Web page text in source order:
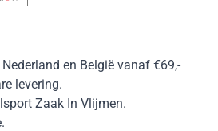
en België vanaf €69,-
levering.
Zaak In Vlijmen.